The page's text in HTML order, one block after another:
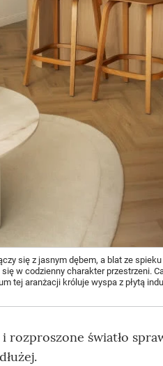
się z jasnym dębem, a blat ze
w codzienny charakter przestrzeni.
tej aranżacji króluje wyspa z płytą
i rozproszone światło